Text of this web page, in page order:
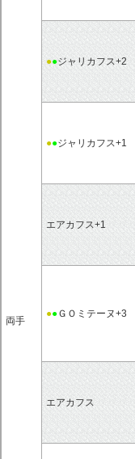
両手
●●ジャリカフス+2
●●ジャリカフス+1
エアカフス+1
●●ＧＯミテーヌ+3
エアカフス